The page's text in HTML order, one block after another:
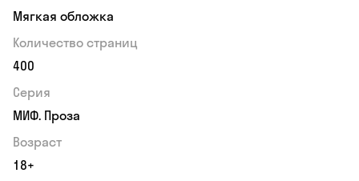
Мягкая обложка
Количество страниц
400
Серия
МИФ. Проза
Возраст
18+